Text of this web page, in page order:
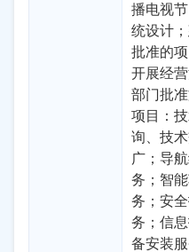
播电视
统设计
批准的
开展经
部门批
项目：
询、技
广；导
务；智
务；安
务；信
备安装